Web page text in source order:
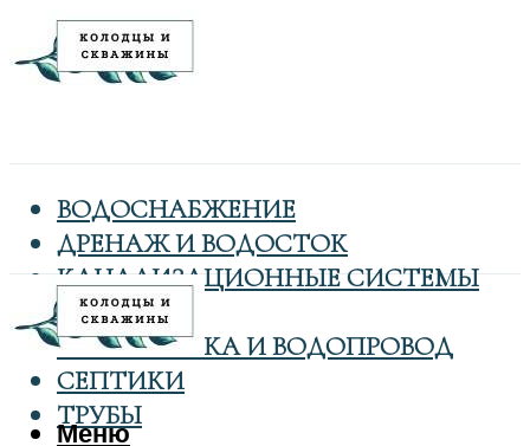
ВОДОСНАБЖЕНИЕ
ДРЕНАЖ И ВОДОСТОК
КАНАЛИЗАЦИОННЫЕ СИСТЕМЫ
КОЛОДЦЫ
САНТЕХНИКА И ВОДОПРОВОД
СЕПТИКИ
ТРУБЫ
Меню